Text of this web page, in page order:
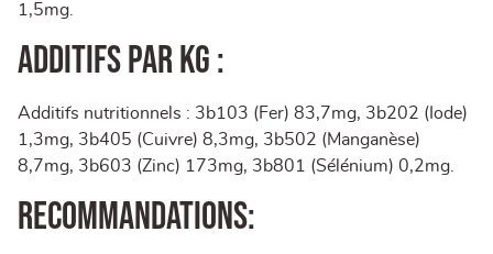
1,5mg.
ADDITIFS PAR KG :
Additifs nutritionnels : 3b103 (Fer) 83,7mg, 3b202 (Iode)
1,3mg, 3b405 (Cuivre) 8,3mg, 3b502 (Manganèse)
8,7mg, 3b603 (Zinc) 173mg, 3b801 (Sélénium) 0,2mg.
Recommandations: